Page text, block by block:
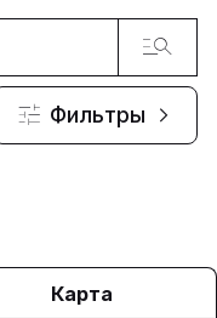
Фильтры
Карта